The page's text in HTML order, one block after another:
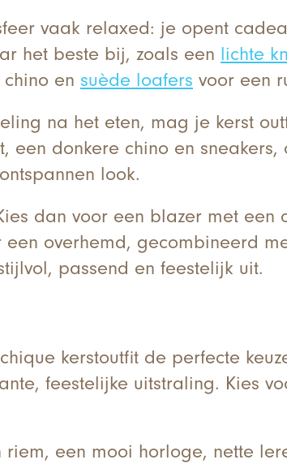
vaak relaxed: je opent
het beste bij, zoals een lichte
en suède loafers voor een
na het eten, mag je kerst
donkere chino en
look.
dan voor een blazer met een
overhemd, gecombineerd
passend en feestelijk uit.
kerstoutfit de perfecte
feestelijke uitstraling. Kies
een mooi horloge, nette